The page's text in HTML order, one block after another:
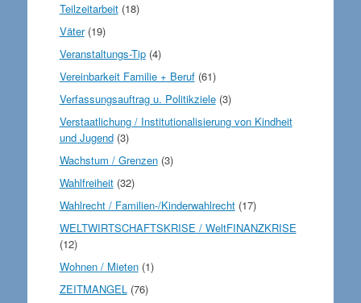
Teilzeitarbeit(18)
Väter(19)
Veranstaltungs-Tip(4)
Vereinbarkeit Familie + Beruf(61)
Verfassungsauftrag u. Politikziele(3)
Verstaatlichung / Institutionalisierung von Kindheit
und Jugend(3)
Wachstum / Grenzen(3)
Wahlfreiheit(32)
Wahlrecht / Familien-/Kinderwahlrecht(17)
WELTWIRTSCHAFTSKRISE / WeltFINANZKRISE
(12)
Wohnen / Mieten(1)
ZEITMANGEL(76)